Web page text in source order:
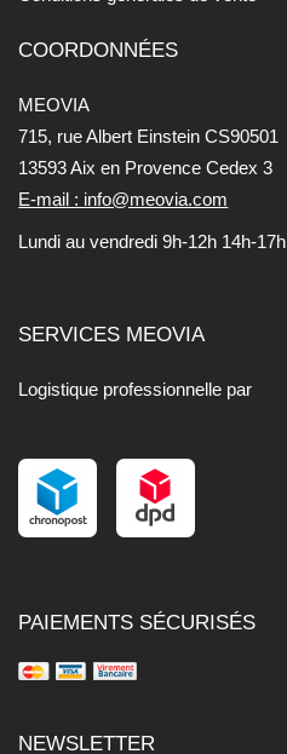
COORDONNÉES
MEOVIA
715, rue Albert Einstein CS90501
13593 Aix en Provence Cedex 3
E-mail : info@meovia.com
Lundi au vendredi 9h-12h 14h-17h
SERVICES MEOVIA
Logistique professionnelle par
PAIEMENTS SÉCURISÉS
NEWSLETTER